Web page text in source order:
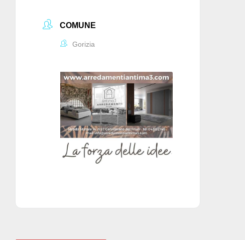
COMUNE
Gorizia